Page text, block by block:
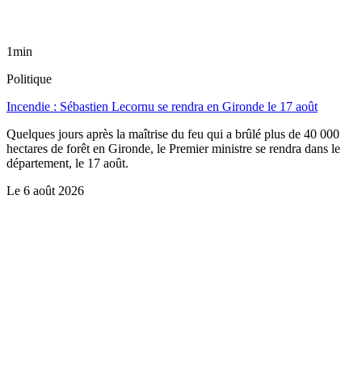
1min
Politique
Incendie : Sébastien Lecornu se rendra en Gironde le 17 août
Quelques jours après la maîtrise du feu qui a brûlé plus de 40 000
hectares de forêt en Gironde, le Premier ministre se rendra dans le
département, le 17 août.
Le 6 août 2026